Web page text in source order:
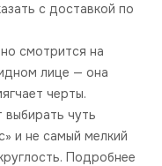
с доставкой по
смотрится на
лице — она
черты.
выбирать чуть
и не самый мелкий
Подробнее